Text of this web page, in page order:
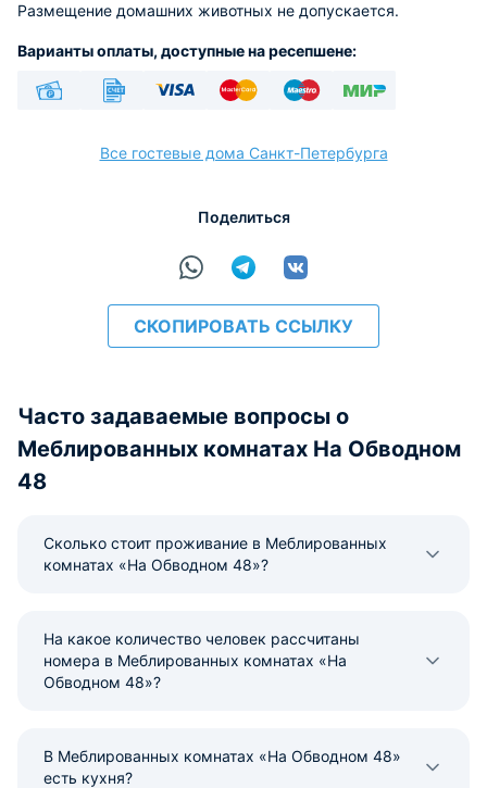
Размещение домашних животных не допускается.
Варианты оплаты, доступные на ресепшене:
Все гостевые дома Санкт-Петербурга
Поделиться
СКОПИРОВАТЬ ССЫЛКУ
Часто задаваемые вопросы о
Меблированных комнатах На Обводном
48
Сколько стоит проживание в Меблированных
комнатах «На Обводном 48»?
На какое количество человек рассчитаны
номера в Меблированных комнатах «На
Обводном 48»?
В Меблированных комнатах «На Обводном 48»
есть кухня?